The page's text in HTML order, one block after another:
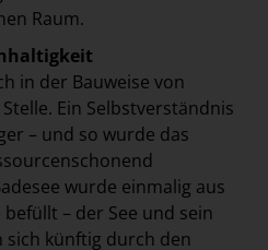
Raum.
in der Bauweise von
Ein Selbstverständnis
– und so wurde das
wurde einmalig aus
– der See und sein
künftig durch den